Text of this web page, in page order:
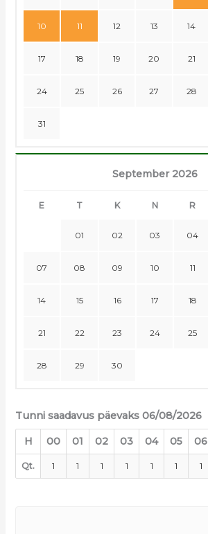
10 11 12 13 14
17 18 19 20 21
24 25 26 27 28
31
September 2026
E T K N R
01 02 03 04
07 08 09 10 11
14 15 16 17 18
21 22 23 24 25
28 29 30
Tunni saadavus päevaks 06/08/2026
H 00 01 02 03 04 05 06
Qt. 1 1 1 1 1 1 1